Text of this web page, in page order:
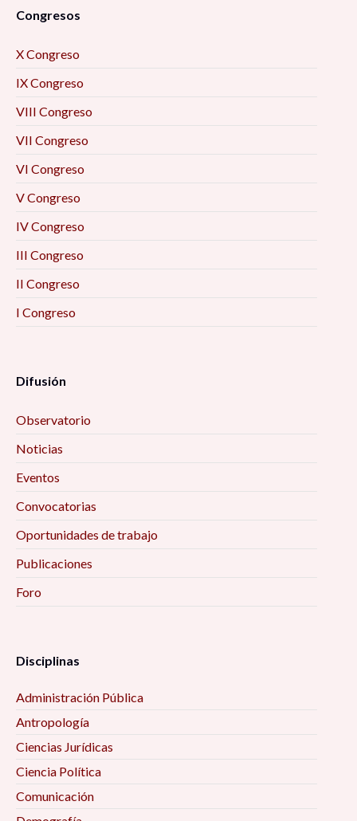
Congresos
X Congreso
IX Congreso
VIII Congreso
VII Congreso
VI Congreso
V Congreso
IV Congreso
III Congreso
II Congreso
I Congreso
Difusión
Observatorio
Noticias
Eventos
Convocatorias
Oportunidades de trabajo
Publicaciones
Foro
Disciplinas
Administración Pública
Antropología
Ciencias Jurídicas
Ciencia Política
Comunicación